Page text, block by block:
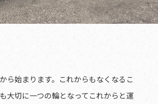
ら始まります。これからもなくなるこ
大切に一つの輪となってこれからと運